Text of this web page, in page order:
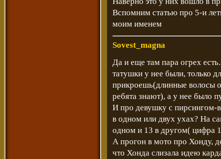
Вспомним статью про 5-и
моим именем
Sovest_magna
Да и еще там пара огрех
татушки у нее были, только
прикроешь(длинные волосы
ребята знают), а у нее было
И про девушку с пирсингом-
в одном или двух ухах? На
одном и 13 в другом( цифра
А прогон в мото про Хонду,
что Хонда слизала идею